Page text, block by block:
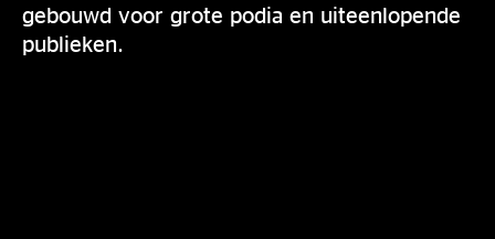
gebouwd voor grote podia en uiteenlopende
publieken.